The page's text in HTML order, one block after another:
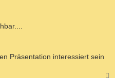
Präsentation interessiert sein